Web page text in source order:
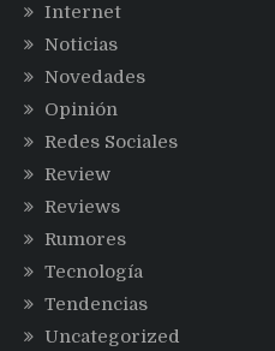
Internet
Noticias
Novedades
Opinión
Redes Sociales
Review
Reviews
Rumores
Tecnología
Tendencias
Uncategorized